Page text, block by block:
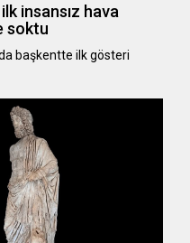
insansız hava
soktu
başkentte ilk gösteri